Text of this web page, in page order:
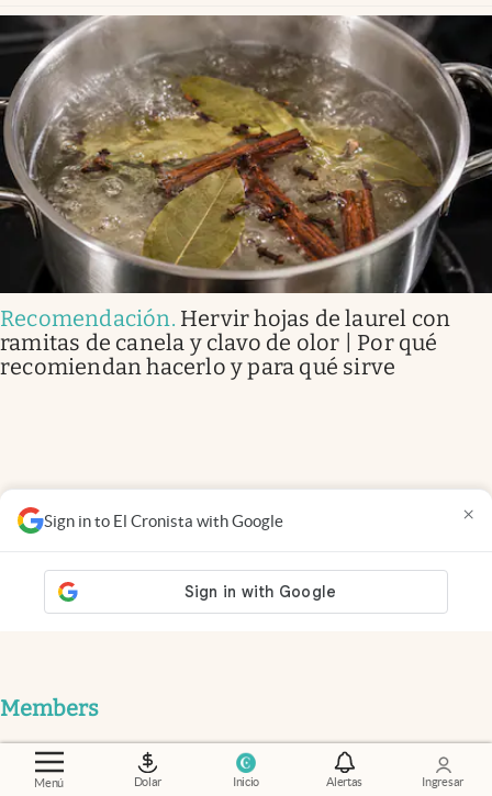
Menú Dolar Inicio Alertas Ingresar
Sign in to El Cronista with Google ×
Recomendación. Hervir hojas de laurel con
ramitas de canela y clavo de olor | Por qué
recomiendan hacerlo y para qué sirve
Members
Empleo
Conseguir trabajo en la era de la IA: las
habilidades que las empresas ya priorizan más que